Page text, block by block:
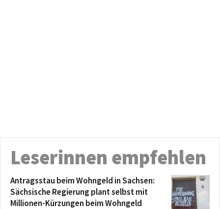
Leserinnen empfehlen
Antragsstau beim Wohngeld in Sachsen:
Sächsische Regierung plant selbst mit
Millionen-Kürzungen beim Wohngeld